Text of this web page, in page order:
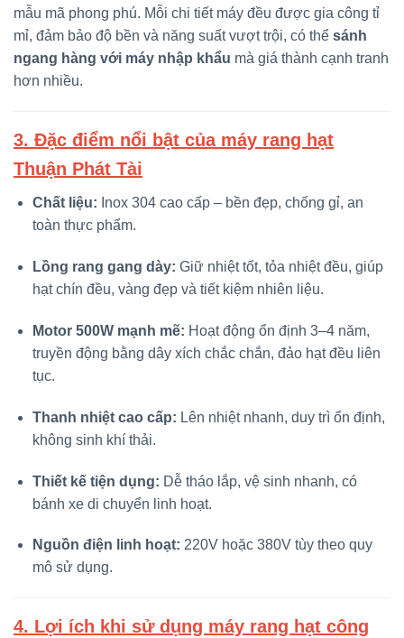
mẫu mã phong phú. Mỗi chi tiết máy đều được gia công tỉ
mỉ, đảm bảo độ bền và năng suất vượt trội, có thể sánh
ngang hàng với máy nhập khẩu mà giá thành cạnh tranh
hơn nhiều.
3. Đặc điểm nổi bật của máy rang hạt
Thuận Phát Tài
Chất liệu: Inox 304 cao cấp – bền đẹp, chống gỉ, an
toàn thực phẩm.
Lồng rang gang dày: Giữ nhiệt tốt, tỏa nhiệt đều, giúp
hạt chín đều, vàng đẹp và tiết kiệm nhiên liệu.
Motor 500W mạnh mẽ: Hoạt động ổn định 3–4 năm,
truyền động bằng dây xích chắc chắn, đảo hạt đều liên
tục.
Thanh nhiệt cao cấp: Lên nhiệt nhanh, duy trì ổn định,
không sinh khí thải.
Thiết kế tiện dụng: Dễ tháo lắp, vệ sinh nhanh, có
bánh xe di chuyển linh hoạt.
Nguồn điện linh hoạt: 220V hoặc 380V tùy theo quy
mô sử dụng.
4. Lợi ích khi sử dụng máy rang hạt công